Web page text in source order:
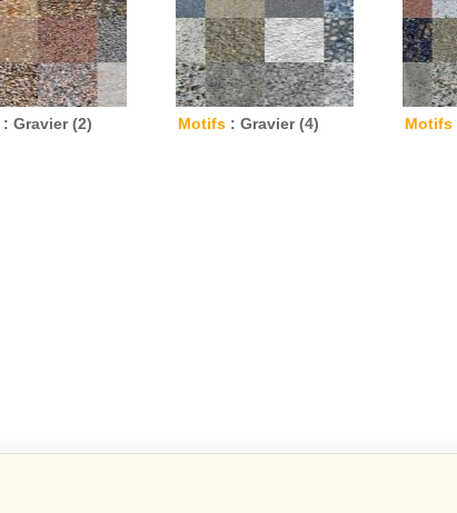
: Gravier (2) Motifs : Gravier (4) Motifs